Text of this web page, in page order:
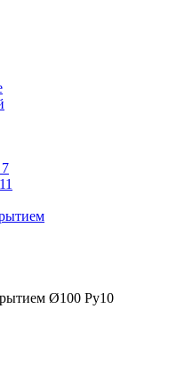
Ø100 Ру10